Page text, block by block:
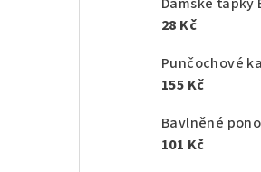
28 Kč
Punčochové
155 Kč
Bavlněné
101 Kč